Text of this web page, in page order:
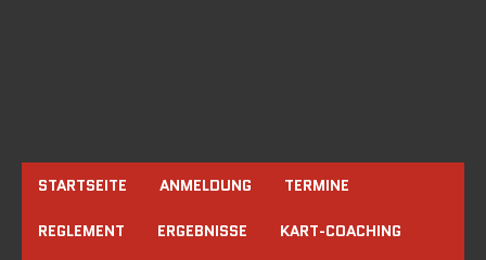
STARTSEITE ANMELDUNG TERMINE
REGLEMENT ERGEBNISSE KART-COACHING